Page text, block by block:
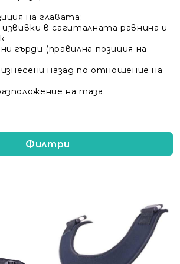
На Достъпна Среда
Оборудване ПОД НАЕМ
на главата;
в сагиталната равнина и
гърди (правилна позиция на
назад по отношение на
на таза.
Филтри